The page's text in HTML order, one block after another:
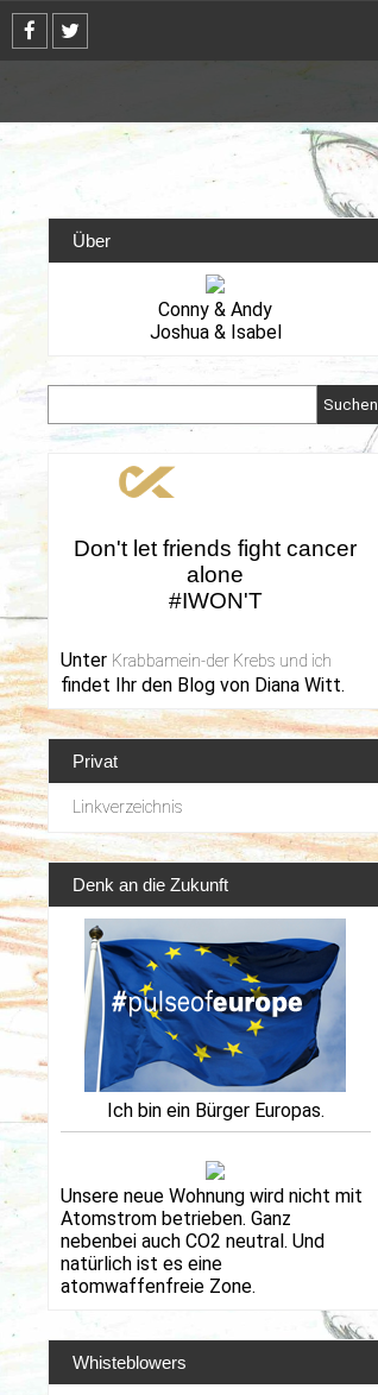
Skip
content
Über
Conny & Andy
Joshua & Isabel
Suchen
Don't let friends fight cancer
alone
#IWON'T
Unter Krabbamein-der Krebs und ich
findet Ihr den Blog von Diana Witt.
Privat
Linkverzeichnis
Denk an die Zukunft
Ich bin ein Bürger Europas.
Unsere neue Wohnung wird nicht mit
Atomstrom betrieben. Ganz
nebenbei auch CO2 neutral. Und
natürlich ist es eine
atomwaffenfreie Zone.
Whisteblowers